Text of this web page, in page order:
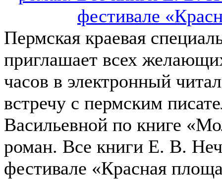
Пермская краевая
приглашает всех
часов в электронный
встречу с пермским
Васильевной по книге
роман. Все книги Е. В.
фестивале «Красная